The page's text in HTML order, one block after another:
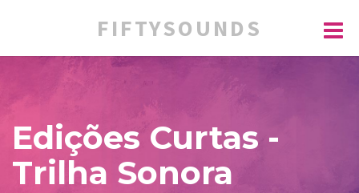
FIFTYSOUNDS
Edições Curtas -
Trilha Sonora